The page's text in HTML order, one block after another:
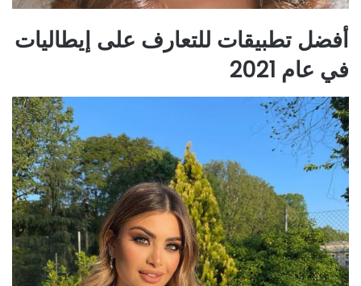
أفضل تطبيقات للتعارف على إيطاليات
في عام 2021